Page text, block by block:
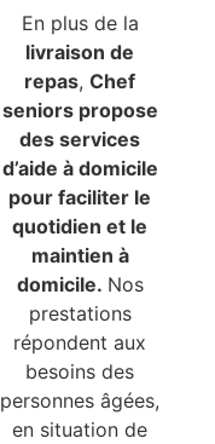
En plus de la
livraison de
repas, Chef
seniors propose
des services
d’aide à domicile
pour faciliter le
quotidien et le
maintien à
domicile. Nos
prestations
répondent aux
besoins des
personnes âgées,
en situation de